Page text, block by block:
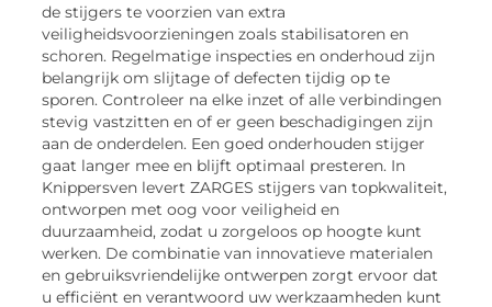
de stijgers te voorzien van extra
veiligheidsvoorzieningen zoals stabilisatoren en
schoren. Regelmatige inspecties en onderhoud zijn
belangrijk om slijtage of defecten tijdig op te
sporen. Controleer na elke inzet of alle verbindingen
stevig vastzitten en of er geen beschadigingen zijn
aan de onderdelen. Een goed onderhouden stijger
gaat langer mee en blijft optimaal presteren. In
Knippersven levert ZARGES stijgers van topkwaliteit,
ontworpen met oog voor veiligheid en
duurzaamheid, zodat u zorgeloos op hoogte kunt
werken. De combinatie van innovatieve materialen
en gebruiksvriendelijke ontwerpen zorgt ervoor dat
u efficiënt en verantwoord uw werkzaamheden kunt